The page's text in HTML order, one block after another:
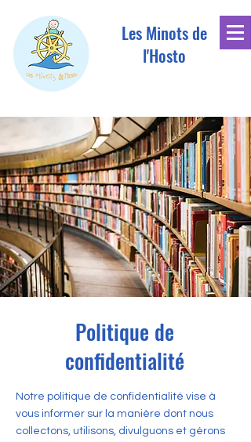
Les Minots de
l'Hosto
Politique de
confidentialité
Notre politique de confidentialité vise à
vous informer sur la manière dont nous
collectons, utilisons, divulguons et gérons